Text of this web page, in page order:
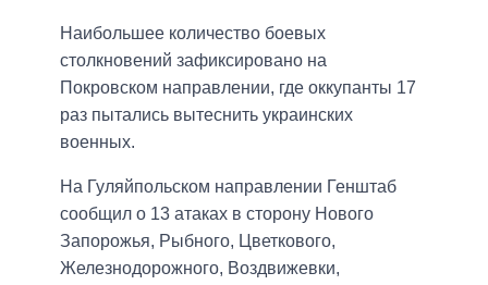
Наибольшее количество боевых
столкновений зафиксировано на
Покровском направлении, где оккупанты 17
раз пытались вытеснить украинских
военных.
На Гуляйпольском направлении Генштаб
сообщил о 13 атаках в сторону Нового
Запорожья, Рыбного, Цветкового,
Железнодорожного, Воздвижевки,